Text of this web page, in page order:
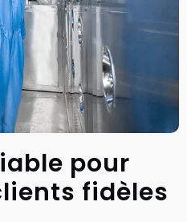
pour
fidèles